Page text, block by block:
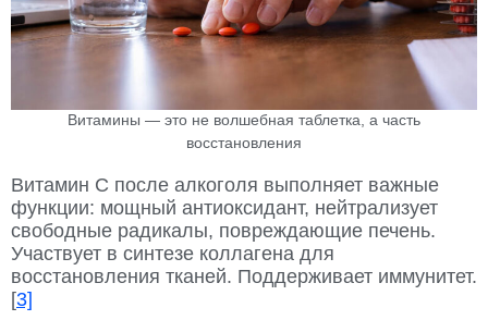
Витамины — это не волшебная таблетка, а часть
восстановления
Витамин C после алкоголя выполняет важные
функции: мощный антиоксидант, нейтрализует
свободные радикалы, повреждающие печень.
Участвует в синтезе коллагена для
восстановления тканей. Поддерживает иммунитет.
[3]